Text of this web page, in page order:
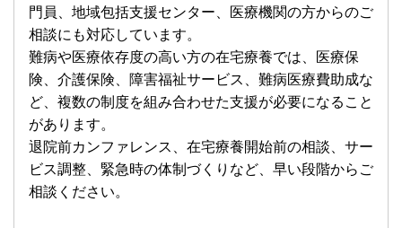
門員、地域包括支援センター、医療機関の方からのご
相談にも対応しています。
難病や医療依存度の高い方の在宅療養では、医療保
険、介護保険、障害福祉サービス、難病医療費助成な
ど、複数の制度を組み合わせた支援が必要になること
があります。
退院前カンファレンス、在宅療養開始前の相談、サー
ビス調整、緊急時の体制づくりなど、早い段階からご
相談ください。